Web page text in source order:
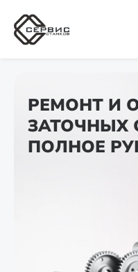
РЕМОНТ И
ЗАТОЧНЫХ
ПОЛНОЕ